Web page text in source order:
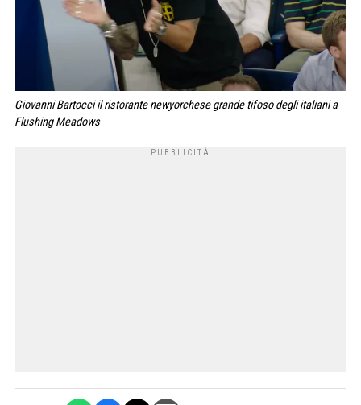
Giovanni Bartocci il ristorante newyorchese grande tifoso degli italiani a
Flushing Meadows